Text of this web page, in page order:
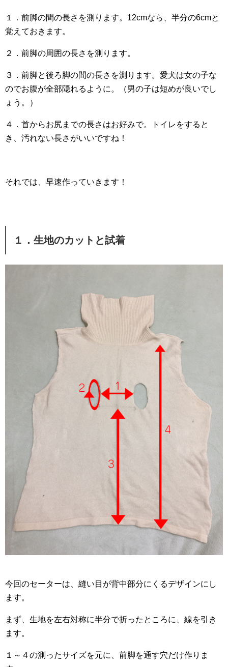
１．前脚の間の長さを測ります。12cmなら、半分の6cmと
覚えておきます。
２．前脚の周囲の長さを測ります。
３．前脚と後ろ脚の間の長さを測ります。愛犬は女の子な
のでお腹が全部隠れるように。（男の子は短めが良いでし
ょう。）
４．首からお尻までの長さはお好みで。トイレをすると
き、汚れない長さがいいですね！
それでは、早速作っていきます！
１．生地のカットと試着
今回のセーターは、縫い目が背中部分にくるデザインにし
ます。
まず、生地を左右対称に半分で折ったところに、線を引き
ます。
１～４の測ったサイズを元に、前脚を通す穴だけ作りま